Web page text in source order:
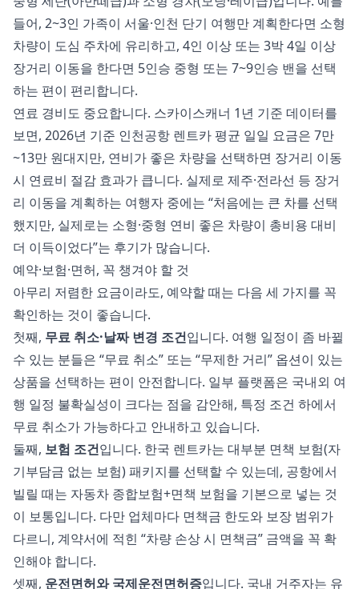
들어, 2~3인 가족이 서울·인천 단기 여행만 계획한다면 소형
차량이 도심 주차에 유리하고, 4인 이상 또는 3박 4일 이상
장거리 이동을 한다면 5인승 중형 또는 7~9인승 밴을 선택
하는 편이 편리합니다.
연료 경비도 중요합니다. 스카이스캐너 1년 기준 데이터를
보면, 2026년 기준 인천공항 렌트카 평균 일일 요금은 7만
~13만 원대지만, 연비가 좋은 차량을 선택하면 장거리 이동
시 연료비 절감 효과가 큽니다. 실제로 제주·전라선 등 장거
리 이동을 계획하는 여행자 중에는 “처음에는 큰 차를 선택
했지만, 실제로는 소형·중형 연비 좋은 차량이 총비용 대비
더 이득이었다”는 후기가 많습니다.
예약·보험·면허, 꼭 챙겨야 할 것
아무리 저렴한 요금이라도, 예약할 때는 다음 세 가지를 꼭
확인하는 것이 좋습니다.
첫째, 무료 취소·날짜 변경 조건입니다. 여행 일정이 좀 바뀔
수 있는 분들은 “무료 취소” 또는 “무제한 거리” 옵션이 있는
상품을 선택하는 편이 안전합니다. 일부 플랫폼은 국내외 여
행 일정 불확실성이 크다는 점을 감안해, 특정 조건 하에서
무료 취소가 가능하다고 안내하고 있습니다.
둘째, 보험 조건입니다. 한국 렌트카는 대부분 면책 보험(자
기부담금 없는 보험) 패키지를 선택할 수 있는데, 공항에서
빌릴 때는 자동차 종합보험+면책 보험을 기본으로 넣는 것
이 보통입니다. 다만 업체마다 면책금 한도와 보장 범위가
다르니, 계약서에 적힌 “차량 손상 시 면책금” 금액을 꼭 확
인해야 합니다.
셋째, 운전면허와 국제운전면허증입니다. 국내 거주자는 유